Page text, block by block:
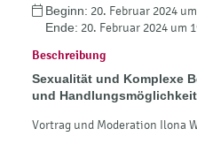
Beginn: 20. Februar 2024
Ende: 20. Februar 2024 um
Beschreibung
Sexualität und Komplexe
und
Vortrag und Moderation Ilona